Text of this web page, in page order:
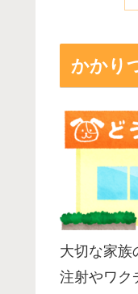
かかり
大切な家族
注射やワク